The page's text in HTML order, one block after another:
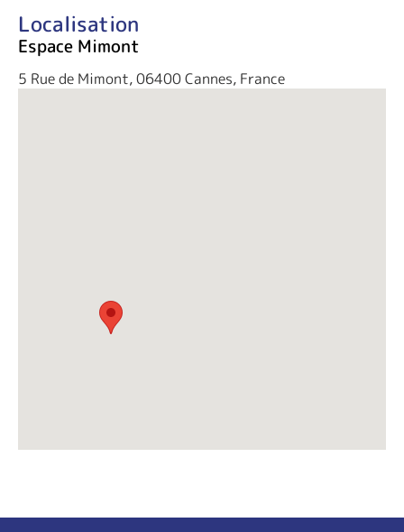
Localisation
Espace Mimont
5 Rue de Mimont, 06400 Cannes, France